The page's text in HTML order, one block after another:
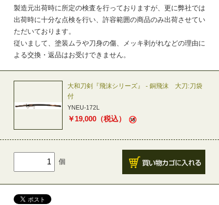
製造元出荷時に所定の検査を行っておりますが、更に弊社では
出荷時に十分な点検を行い、許容範囲の商品のみ出荷させてい
ただいております。
従いまして、塗装ムラや刀身の傷、メッキ剥がれなどの理由に
よる交換・返品はお受けできません。
大和刀剣『飛沫シリーズ』 - 銅飛沫 大刀:刀袋
付
YNEU-172L
￥19,000 （税込）
個